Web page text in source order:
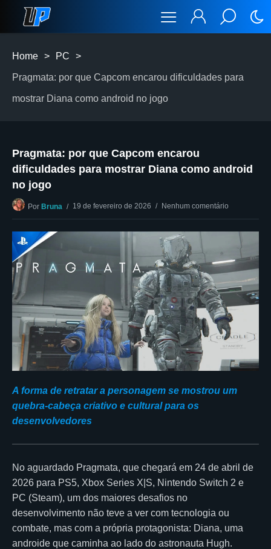
Home > PC >
Pragmata: por que Capcom encarou dificuldades para
mostrar Diana como android no jogo
Pragmata: por que Capcom encarou
dificuldades para mostrar Diana como android
no jogo
Por Bruna 19 de fevereiro de 2026 Nenhum comentário
A forma de retratar a personagem se mostrou um
quebra-cabeça criativo e cultural para os
desenvolvedores
No aguardado Pragmata, que chegará em 24 de abril de
2026 para PS5, Xbox Series X|S, Nintendo Switch 2 e
PC (Steam), um dos maiores desafios no
desenvolvimento não teve a ver com tecnologia ou
combate, mas com a própria protagonista: Diana, uma
androide que caminha ao lado do astronauta Hugh.